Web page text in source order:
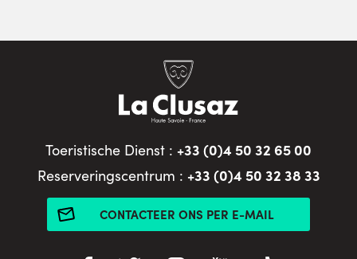
Toeristische Dienst : +33 (0)4 50 32 65 00
Reserveringscentrum : +33 (0)4 50 32 38 33
CONTACTEER ONS PER E-MAIL